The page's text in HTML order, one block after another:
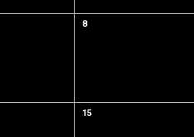
8
15